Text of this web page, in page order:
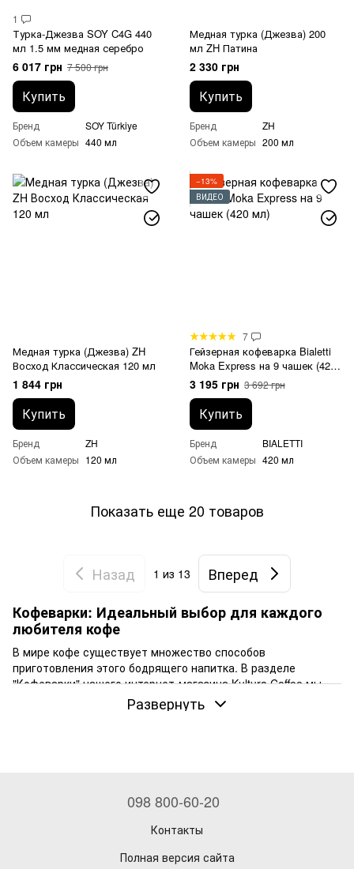
1
Турка-Джезва SOY C4G 440
мл 1.5 мм медная серебро
6 017 грн 7 500 грн
Купить
Бренд
SOY Türkiye
Объем камеры 440 мл
Медная турка (Джезва) 200
мл ZH Патина
2 330 грн
Купить
Бренд
ZH
Объем камеры 200 мл
Медная турка (Джезва) ZH
Восход Классическая 120 мл
1 844 грн
Купить
Бренд
ZH
Объем камеры 120 мл
−13%
ВИДЕО
7
Гейзерная кофеварка Bialetti
Moka Express на 9 чашек (420
мл)
3 195 грн 3 692 грн
Купить
Бренд
BIALETTI
Объем камеры 420 мл
Показать еще 20 товаров
Назад 1 из 13
Вперед
Кофеварки: Идеальный выбор для каждого
любителя кофе
В мире кофе существует множество способов
приготовления этого бодрящего напитка. В разделе
"Кофеварки" нашего интернет-магазина Kultura Coffee мы
предлагаем разнообразие кофеварок, которые подойдут как
для начинающих, так и для опытных кофеманов. Здесь вы
Аэропресс - это инновационный метод приготовления кофе,
который завоевал популярность благодаря своей простоте
приготовить насыщенный и ароматный кофе всего за
Развернуть
098 800-60-20
Контакты
Полная версия сайта